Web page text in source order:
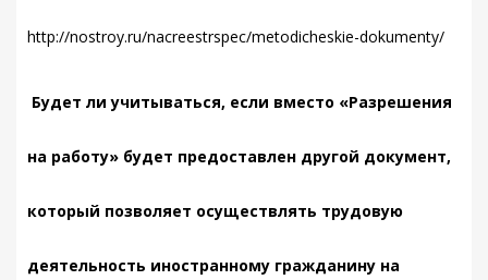
http://nostroy.ru/nacreestrspec/metodicheskie-dokumenty/
Будет ли учитываться, если вместо «Разрешения
на работу» будет предоставлен другой документ,
который позволяет осуществлять трудовую
деятельность иностранному гражданину на